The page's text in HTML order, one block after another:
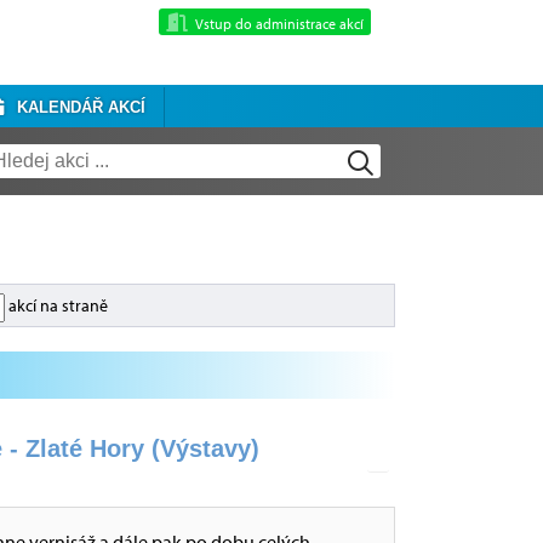
Vstup do administrace akcí
KALENDÁŘ AKCÍ
akcí na straně
Zlaté Hory (Výstavy)